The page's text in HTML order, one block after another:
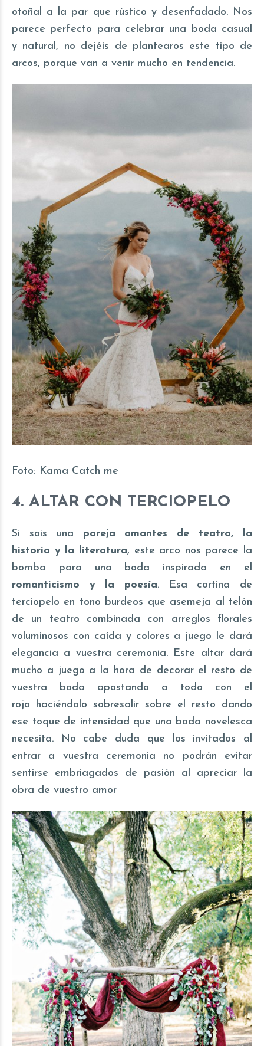
otoñal a la par que rústico y desenfadado. Nos
parece perfecto para celebrar una boda casual
y natural, no dejéis de plantearos este tipo de
arcos, porque van a venir mucho en tendencia.
Foto: Kama Catch me
4. ALTAR CON TERCIOPELO
Si sois una pareja amantes de teatro, la
historia y la literatura, este arco nos parece la
bomba para una boda inspirada en el
romanticismo y la poesía. Esa cortina de
terciopelo en tono burdeos que asemeja al telón
de un teatro combinada con arreglos florales
voluminosos con caída y colores a juego le dará
elegancia a vuestra ceremonia. Este altar dará
mucho a juego a la hora de decorar el resto de
vuestra boda apostando a todo con el
rojo haciéndolo sobresalir sobre el resto dando
ese toque de intensidad que una boda novelesca
necesita. No cabe duda que los invitados al
entrar a vuestra ceremonia no podrán evitar
sentirse embriagados de pasión al apreciar la
obra de vuestro amor